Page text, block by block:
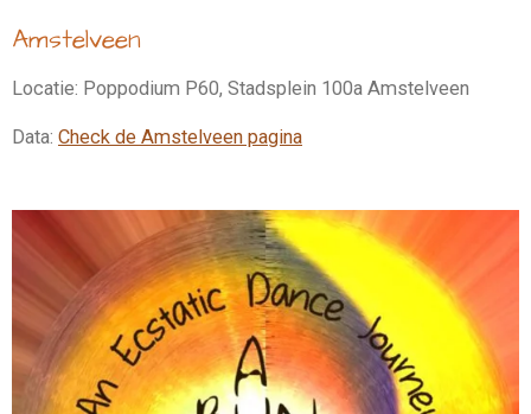
Amstelveen
Locatie: Poppodium P60, Stadsplein 100a Amstelveen
Data: Check de Amstelveen pagina